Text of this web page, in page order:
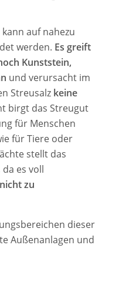
auf nahezu
werden. Es greift
Kunststein,
und verursacht im
Streusalz keine
birgt das Streugut
für Menschen
für Tiere oder
stellt das
es voll
nicht zu
dieser
Außenanlagen und